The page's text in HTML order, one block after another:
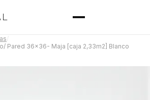
Pared 36x36- Maja [caja 2,33m2] Blanco